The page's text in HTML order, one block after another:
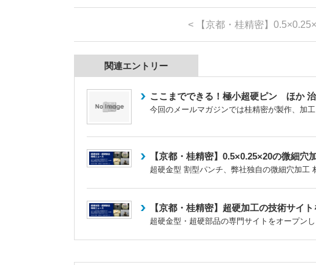
< 【京都・桂精密】
関連エントリー
ここまでできる！極小超硬ピン ほか 治
今回のメールマガジンでは桂精密が製作、加
【京都・桂精密】0.5×0.25×20の微細穴
超硬金型 割型パンチ、弊社独自の微細穴加工
【京都・桂精密】超硬加工の技術サイ
超硬金型・超硬部品の専門サイトをオープン